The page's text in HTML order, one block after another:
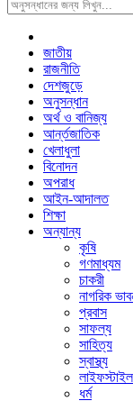
জাতীয়
রাজনীতি
দেশজুড়ে
অনুসন্ধান
অর্থ ও বানিজ্য
আর্ন্তজাতিক
খেলাধুলা
বিনোদন
অপরাধ
আইন-আদালত
শিক্ষা
অন্যান্য
কৃষি
গণমাধ্যম
চাকরী
নাগরিক
প্রবাস
সাফল্য
সাহিত্য
স্বাস্থ্য
লাইফস্টাইল
ধর্ম